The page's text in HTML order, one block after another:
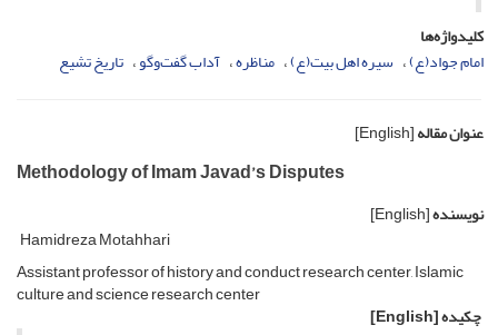
کلیدواژه‌ها
امام جواد‌(ع) سیره اهل بیت(ع) مناظره آداب گفت‌وگو تاریخ تشیع
عنوان مقاله[English]
Methodology of Imam Javad’s Disputes
نویسنده[English]
Hamidreza Motahhari
Assistant professor of history and conduct research center, Islamic
culture and science research center
چکیده[English]